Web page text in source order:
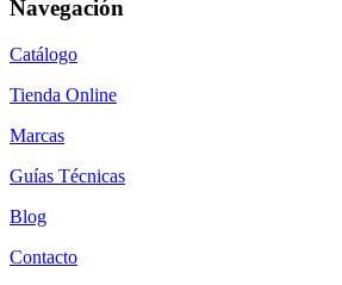
Navegación
Catálogo
Tienda Online
Marcas
Guías Técnicas
Blog
Contacto